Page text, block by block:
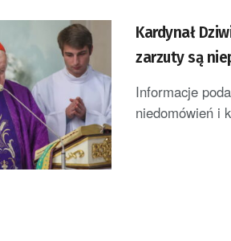
Kardynał
zarzuty są
Informacje
niedomówień i